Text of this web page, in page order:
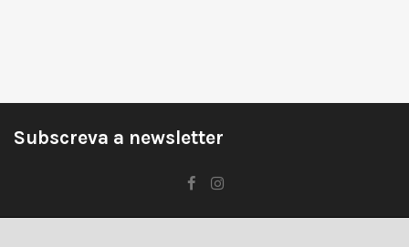
Subscreva a newsletter